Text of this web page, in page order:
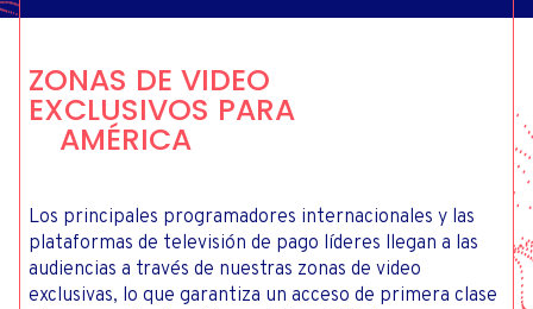
ZONAS DE VIDEO
EXCLUSIVOS PARA
AMÉRICA
Los principales programadores internacionales y las
plataformas de televisión de pago líderes llegan a las
audiencias a través de nuestras zonas de video
exclusivas, lo que garantiza un acceso de primera clase